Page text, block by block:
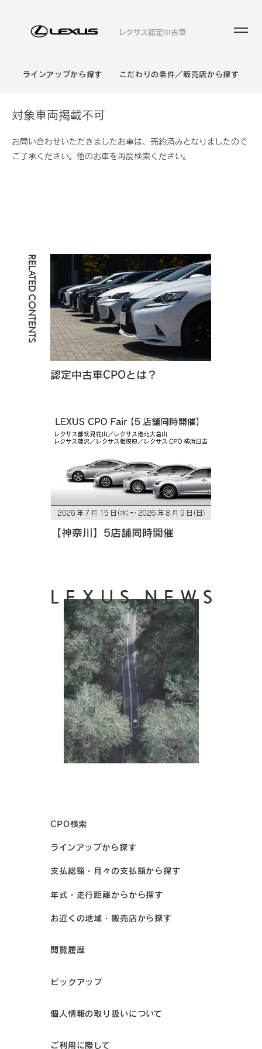
レクサス認定中古車
ラインアップから探す こだわりの条件／販売店から探す
対象車両掲載不可
お問い合わせいただきましたお車は、売約済みとなりましたので
ご了承ください。他のお車を再度検索ください。
RELATED CONTENTS
認定中古車CPOとは？
【神奈川】5店舗同時開催
LEXUS NEWS
CPO検索
ラインアップから探す
支払総額・月々の支払額から探す
年式・走行距離からから探す
お近くの地域・販売店から探す
閲覧履歴
ピックアップ
個人情報の取り扱いについて
ご利用に際して